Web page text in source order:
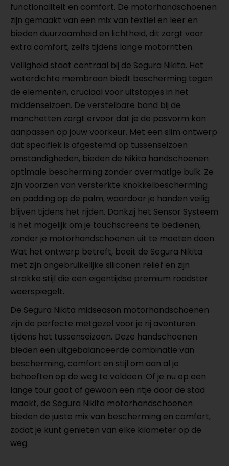
functionaliteit en comfort. De motorhandschoenen
zijn gemaakt van een mix van textiel en leer en
bieden duurzaamheid en lichtheid, dit zorgt voor
extra comfort, zelfs tijdens lange motorritten.
Veiligheid staat centraal bij de Segura Nikita. Het
waterdichte membraan biedt bescherming tegen
de elementen, cruciaal voor uitstapjes in het
middenseizoen. De verstelbare band bij de
manchetten zorgt ervoor dat je de pasvorm kan
aanpassen op jouw voorkeur. Met een slim ontwerp
dat specifiek is afgestemd op tussenseizoen
omstandigheden, bieden de Nikita handschoenen
optimale bescherming zonder overmatige bulk. Ze
zijn voorzien van versterkte knokkelbescherming
en padding op de palm, waardoor je handen veilig
blijven tijdens het rijden. Dankzij het Sensor Systeem
is het mogelijk om je touchscreens te bedienen,
zonder je motorhandschoenen uit te moeten doen.
Wat het ontwerp betreft, boeit de Segura Nikita
met zijn ongebruikelijke siliconen reliëf en zijn
strakke stijl die een eigentijdse premium roadster
weerspiegelt.
De Segura Nikita midseason motorhandschoenen
zijn de perfecte metgezel voor je rij avonturen
tijdens het tussenseizoen. Deze handschoenen
bieden een uitgebalanceerde combinatie van
bescherming, comfort en stijl om aan al je
behoeften op de weg te voldoen. Of je nu op een
lange tour gaat of gewoon een ritje door de stad
maakt, de Segura Nikita motorhandschoenen
bieden de juiste mix van bescherming en comfort,
zodat je kunt genieten van elke kilometer op de
weg.